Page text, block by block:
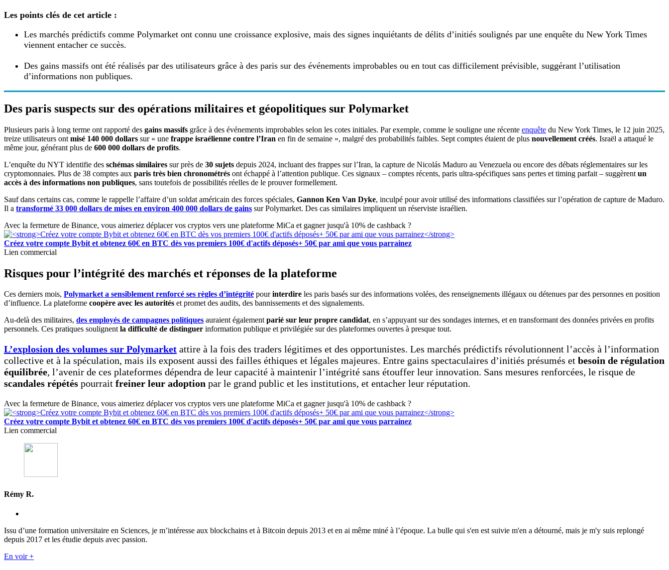
Les points clés de cet article :
Les marchés prédictifs comme Polymarket ont connu une croissance explosive, mais des signes inquiétants de délits d’initiés soulignés par une enquête du New York Times
viennent entacher ce succès.
Des gains massifs ont été réalisés par des utilisateurs grâce à des paris sur des événements improbables ou en tout cas difficilement prévisible, suggérant l’utilisation
d’informations non publiques.
Des paris suspects sur des opérations militaires et géopolitiques sur Polymarket
Plusieurs paris à long terme ont rapporté des gains massifs grâce à des événements improbables selon les cotes initiales. Par exemple, comme le souligne une récente enquête du New York Times, le 12 juin 2025,
treize utilisateurs ont misé 140 000 dollars sur « une frappe israélienne contre l’Iran en fin de semaine », malgré des probabilités faibles. Sept comptes étaient de plus nouvellement créés. Israël a attaqué le
même jour, générant plus de 600 000 dollars de profits.
L’enquête du NYT identifie des schémas similaires sur près de 30 sujets depuis 2024, incluant des frappes sur l’Iran, la capture de Nicolás Maduro au Venezuela ou encore des débats réglementaires sur les
cryptomonnaies. Plus de 38 comptes aux paris très bien chronométrés ont échappé à l’attention publique. Ces signaux – comptes récents, paris ultra-spécifiques sans pertes et timing parfait – suggèrent un
accès à des informations non publiques, sans toutefois de possibilités réelles de le prouver formellement.
Sauf dans certains cas, comme le rappelle l’affaire d’un soldat américain des forces spéciales, Gannon Ken Van Dyke, inculpé pour avoir utilisé des informations classifiées sur l’opération de capture de Maduro.
Il a transformé 33 000 dollars de mises en environ 400 000 dollars de gains sur Polymarket. Des cas similaires impliquent un réserviste israélien.
Avec la fermeture de Binance, vous aimeriez déplacer vos cryptos vers une plateforme MiCa et gagner jusqu'à 10% de cashback ?
Créez votre compte Bybit et obtenez 60€ en BTC dès vos premiers 100€ d'actifs déposés+ 50€ par ami que vous parrainez
Lien commercial
Risques pour l’intégrité des marchés et réponses de la plateforme
Ces derniers mois, Polymarket a sensiblement renforcé ses règles d’intégrité pourinterdire les paris basés sur des informations volées, des renseignements illégaux ou détenues par des personnes en position
d’influence. La plateforme coopère avec les autorités et promet des audits, des bannissements et des signalements.
Au-delà des militaires, des employés de campagnes politiques auraient égalementparié sur leur propre candidat, en s’appuyant sur des sondages internes, et en transformant des données privées en profits
personnels. Ces pratiques soulignentla difficulté de distinguer information publique et privilégiée sur des plateformes ouvertes à presque tout.
L’explosion des volumes sur Polymarket attire à la fois des traders légitimes et des opportunistes. Les marchés prédictifs révolutionnent l’accès à l’information
collective et à la spéculation, mais ils exposent aussi des failles éthiques et légales majeures. Entre gains spectaculaires d’initiés présumés et besoin de régulation
équilibrée, l’avenir de ces plateformes dépendra de leur capacité à maintenir l’intégrité sans étouffer leur innovation. Sans mesures renforcées, le risque de
scandales répétés pourrait freiner leur adoption par le grand public et les institutions, et entacher leur réputation.
Avec la fermeture de Binance, vous aimeriez déplacer vos cryptos vers une plateforme MiCa et gagner jusqu'à 10% de cashback ?
Créez votre compte Bybit et obtenez 60€ en BTC dès vos premiers 100€ d'actifs déposés+ 50€ par ami que vous parrainez
Lien commercial
Rémy R.
Issu d’une formation universitaire en Sciences, je m’intéresse aux blockchains et à Bitcoin depuis 2013 et en ai même miné à l’époque. La bulle qui s'en est suivie m'en a détourné, mais je m'y suis replongé
depuis 2017 et les étudie depuis avec passion.
En voir +